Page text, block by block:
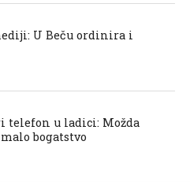
U Beču ordinira i
telefon u ladici: Možda
bogatstvo